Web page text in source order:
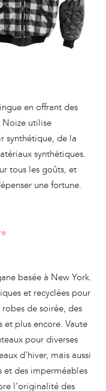
en offrant des
utilise
synthétique, de la
synthétiques.
tous les goûts, et
une fortune.
basée à New York.
et recyclées pour
de soirée, des
et plus encore. Vaute
pour diverses
d’hiver, mais aussi
et des imperméables
l’originalité des